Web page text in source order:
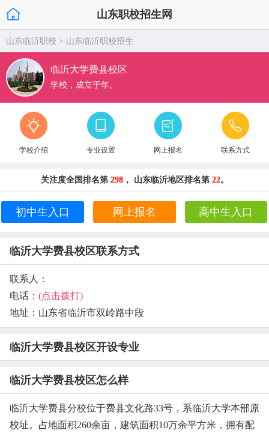
山东职校招生网
山东临沂职校 > 山东临沂职校招生
临沂大学费县校区
学校，成立于年。
学校介绍 专业设置 网上报名 联系方式
关注度全国排名第 298， 山东临沂地区排名第 22。
初中生入口 网上报名 高中生入口
临沂大学费县校区联系方式
联系人：
电话： (点击拨打)
地址：山东省临沂市双岭路中段
临沂大学费县校区开设专业
临沂大学费县校区怎么样
临沂大学费县分校位于费县文化路33号，系临沂大学本部原
校址。占地面积260余亩，建筑面积10万余平方米，拥有配